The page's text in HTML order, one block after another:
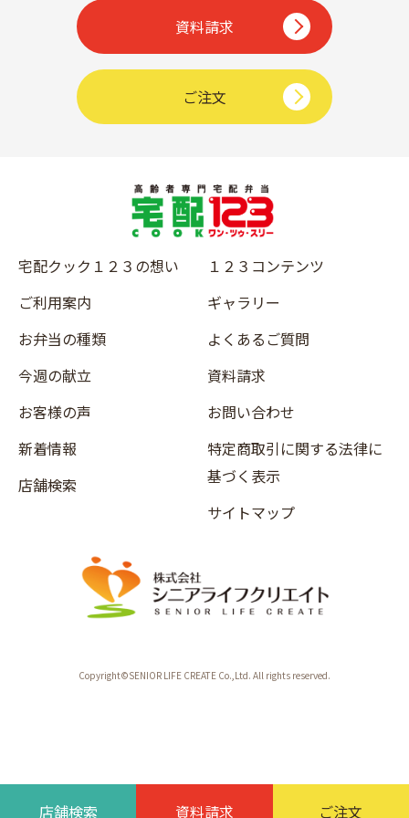
店舗検索 資料請求 ご注文
資料請求
ご注文
宅配クック１２３の想い
ご利用案内
お弁当の種類
今週の献立
お客様の声
新着情報
店舗検索
１２３コンテンツ
ギャラリー
よくあるご質問
資料請求
お問い合わせ
特定商取引に関する法律に
基づく表示
サイトマップ
Copyright©SENIOR LIFE CREATE Co.,Ltd. All rights reserved.